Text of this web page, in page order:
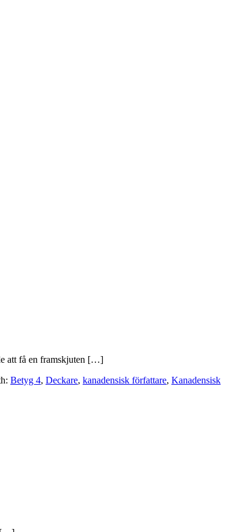
att få en framskjuten […]
Betyg 4, Deckare, kanadensisk författare, Kanadensisk